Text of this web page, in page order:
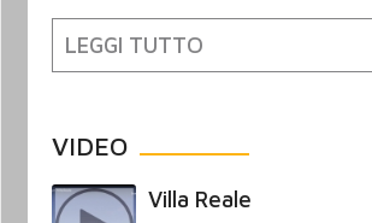
LEGGI TUTTO
VIDEO
Villa Reale